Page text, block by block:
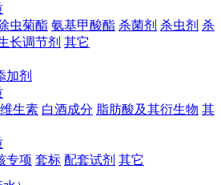
虫菊酯 氨基甲酸酯 杀菌剂 杀虫剂 杀
长调节剂 其它
加剂
维生素 白酒成分 脂肪酸及其衍生物 其
专项 套标 配套试剂 其它